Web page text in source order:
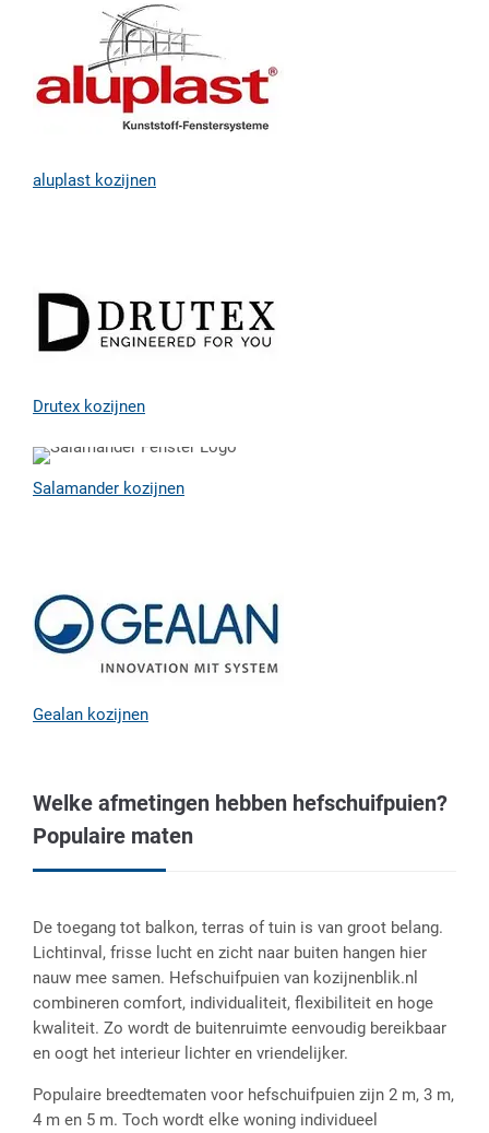
aluplast kozijnen
Drutex kozijnen
Salamander kozijnen
Gealan kozijnen
Welke afmetingen hebben hefschuifpuien?
Populaire maten
De toegang tot balkon, terras of tuin is van groot belang.
Lichtinval, frisse lucht en zicht naar buiten hangen hier
nauw mee samen. Hefschuifpuien van kozijnenblik.nl
combineren comfort, individualiteit, flexibiliteit en hoge
kwaliteit. Zo wordt de buitenruimte eenvoudig bereikbaar
en oogt het interieur lichter en vriendelijker.
Populaire breedtematen voor hefschuifpuien zijn 2 m, 3 m,
4 m en 5 m. Toch wordt elke woning individueel